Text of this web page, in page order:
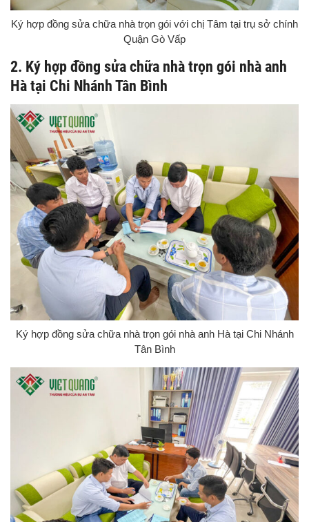
Ký hợp đồng sửa chữa nhà trọn gói với chị Tâm tại trụ sở chính
Quận Gò Vấp
2. Ký hợp đồng sửa chữa nhà trọn gói nhà anh
Hà tại Chi Nhánh Tân Bình
Ký hợp đồng sửa chữa nhà trọn gói nhà anh Hà tại Chi Nhánh
Tân Bình